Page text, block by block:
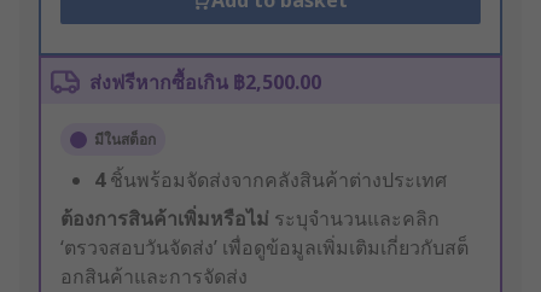
ส่งฟรีหากซื้อเกิน ฿2,500.00
มีในสต็อก
4ชิ้นพร้อมจัดส่งจากคลังสินค้าต่างประเทศ
ต้องการสินค้าเพิ่มหรือไม่ ระบุจำนวนและคลิก
‘ตรวจสอบวันจัดส่ง’ เพื่อดูข้อมูลเพิ่มเติมเกี่ยวกับสต็
อกสินค้าและการจัดส่ง